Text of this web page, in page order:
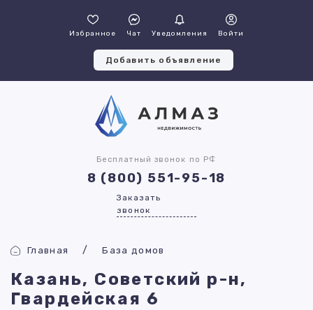
Избранное Чат Уведомления Войти
Добавить объявление
Бесплатный звонок по РФ
8 (800) 551-95-18
Заказать
звонок
Главная База домов
Казань, Советский р-н,
Гвардейская 6